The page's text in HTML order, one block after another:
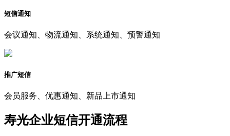
短信通知
会议通知、物流通知、系统通知、预警通知
推广短信
会员服务、优惠通知、新品上市通知
寿光企业短信开通流程